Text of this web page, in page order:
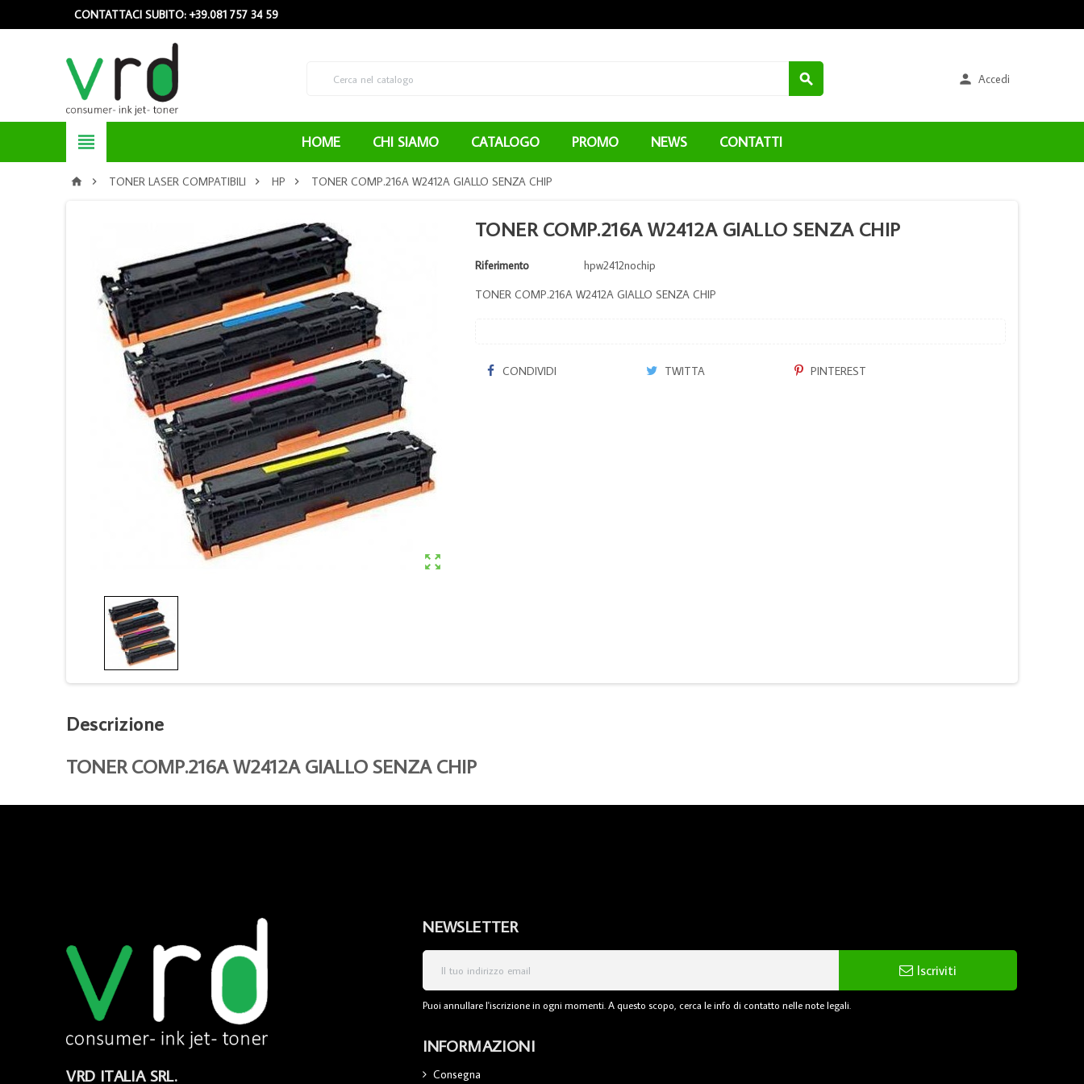
CONTATTACI SUBITO: +39.081 757 34 59
  Accedi
 HOME CHI SIAMO CATALOGO PROMO NEWS CONTATTI
  TONER LASER COMPATIBILI  HP  TONER COMP.216A W2412A GIALLO SENZA CHIP

TONER COMP.216A W2412A GIALLO SENZA CHIP
Riferimento
hpw2412nochip
TONER COMP.216A W2412A GIALLO SENZA CHIP
CONDIVIDI TWITTA PINTEREST
Descrizione
TONER COMP.216A W2412A GIALLO SENZA CHIP
VRD ITALIA SRL.
NEWSLETTER
Iscriviti
Puoi annullare l'iscrizione in ogni momenti. A questo scopo, cerca le info di contatto nelle note legali.
INFORMAZIONI
Consegna